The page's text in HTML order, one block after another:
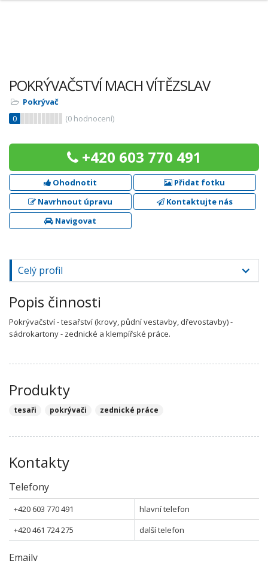
POKRÝVAČSTVÍ MACH VÍTĚZSLAV
Pokrývač
0
(0 hodnocení)
+420 603 770 491
Ohodnotit
Přidat fotku
Navrhnout úpravu
Kontaktujte nás
Navigovat
Celý profil
Popis činnosti
Pokrývačství - tesařství (krovy, půdní vestavby, dřevostavby) -
sádrokartony - zednické a klempířské práce.
Produkty
tesaři pokrývači zednické práce
Kontakty
Telefony
+420 603 770 491
hlavní telefon
+420 461 724 275
další telefon
Emaily